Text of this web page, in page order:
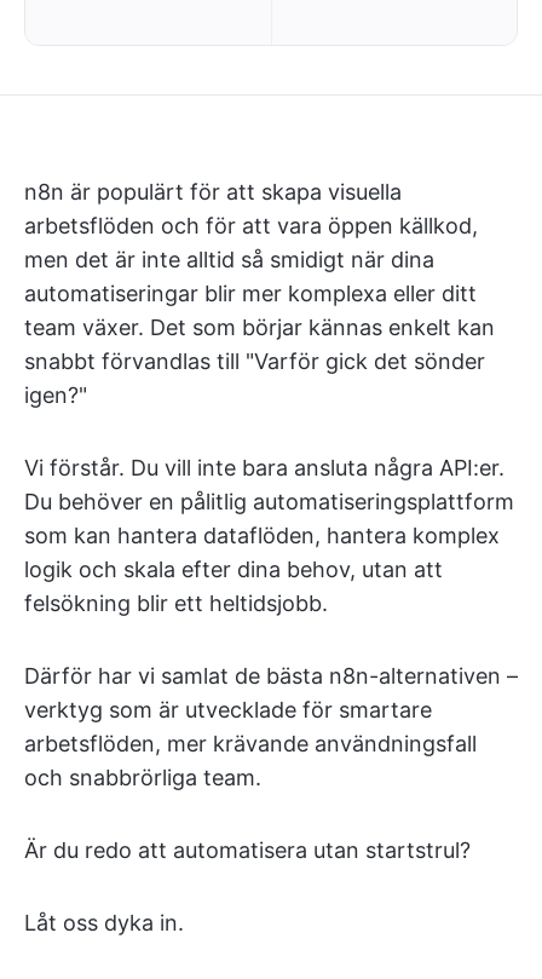
n8n är populärt för att skapa visuella
arbetsflöden och för att vara öppen källkod,
men det är inte alltid så smidigt när dina
automatiseringar blir mer komplexa eller ditt
team växer. Det som börjar kännas enkelt kan
snabbt förvandlas till "Varför gick det sönder
igen?"
Vi förstår. Du vill inte bara ansluta några API:er.
Du behöver en pålitlig automatiseringsplattform
som kan hantera dataflöden, hantera komplex
logik och skala efter dina behov, utan att
felsökning blir ett heltidsjobb.
Därför har vi samlat de bästa n8n-alternativen –
verktyg som är utvecklade för smartare
arbetsflöden, mer krävande användningsfall
och snabbrörliga team.
Är du redo att automatisera utan startstrul?
Låt oss dyka in.